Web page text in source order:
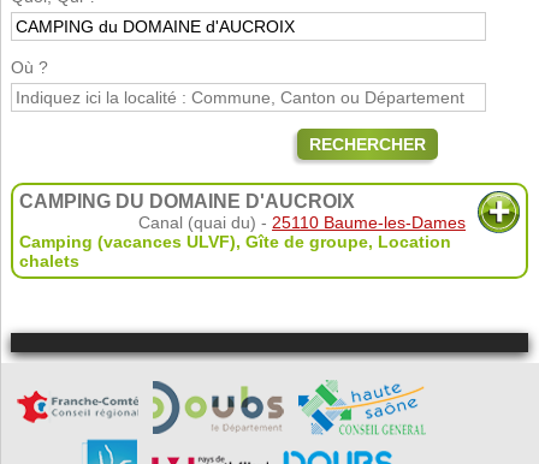
Où ?
RECHERCHER
CAMPING DU DOMAINE D'AUCROIX
Canal (quai du) - 25110 Baume-les-Dames
Camping (vacances ULVF), Gîte de groupe, Location
chalets